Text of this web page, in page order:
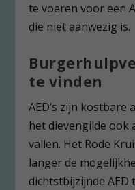
te voeren voor een
die niet aanwezig is.
te vinden
AED’s zijn
het dievengilde ook
vallen. Het Rode
langer de
dichtstbijzijnde